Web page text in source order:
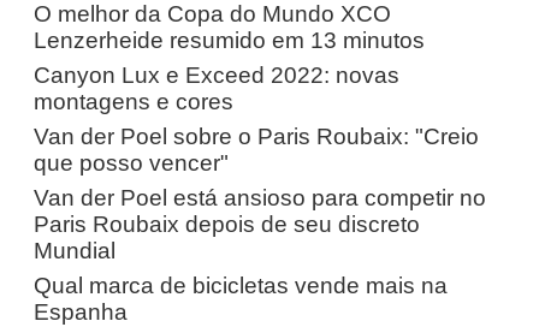
O melhor da Copa do Mundo XCO
Lenzerheide resumido em 13 minutos
Canyon Lux e Exceed 2022: novas
montagens e cores
Van der Poel sobre o Paris Roubaix: "Creio
que posso vencer"
Van der Poel está ansioso para competir no
Paris Roubaix depois de seu discreto
Mundial
Qual marca de bicicletas vende mais na
Espanha